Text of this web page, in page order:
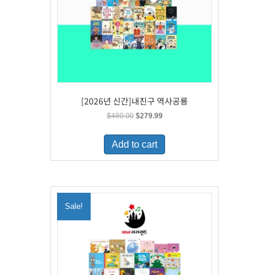
[2026년 신간]내친구 역사공룡
$480.00 Original
was:
$480.00.
$279.99Current
is:
Add to cart
Sale!